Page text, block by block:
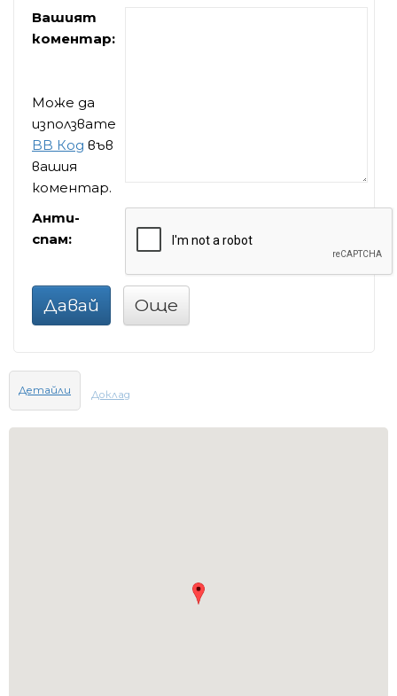
Вашият
коментар:
Може да
използвате
BB Код във
вашия
коментар.
Анти-
спам:
Давай Още
Детайли Доклад